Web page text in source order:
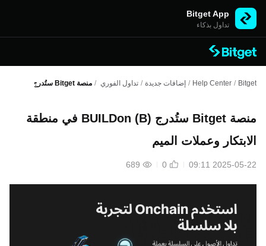
Bitget App
تداول بذكاء
Bitget
/
Help Center
/ إضافات جديدة / تداول الفوري / منصة Bitget ستُدرج BUILDon (B) في منطقة الابتكار وعملات الميم
منصة Bitget ستُدرج BUILDon (B) في منطقة
الابتكار وعملات الميم
2025-05-22 09:11
0
689